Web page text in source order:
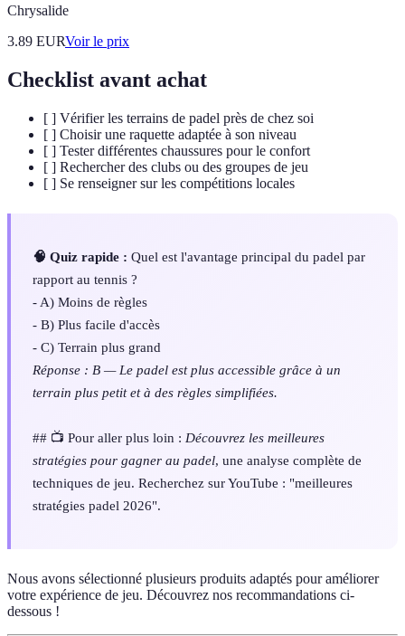
Chrysalide
3.89 EURVoir le prix
Checklist avant achat
[ ] Vérifier les terrains de padel près de chez soi
[ ] Choisir une raquette adaptée à son niveau
[ ] Tester différentes chaussures pour le confort
[ ] Rechercher des clubs ou des groupes de jeu
[ ] Se renseigner sur les compétitions locales
🧠 Quiz rapide : Quel est l'avantage principal du padel par
rapport au tennis ?
- A) Moins de règles
- B) Plus facile d'accès
- C) Terrain plus grand
Réponse : B — Le padel est plus accessible grâce à un
terrain plus petit et à des règles simplifiées.
## 📺 Pour aller plus loin : Découvrez les meilleures
stratégies pour gagner au padel, une analyse complète de
techniques de jeu. Recherchez sur YouTube : "meilleures
stratégies padel 2026".
Nous avons sélectionné plusieurs produits adaptés pour améliorer
votre expérience de jeu. Découvrez nos recommandations ci-
dessous !